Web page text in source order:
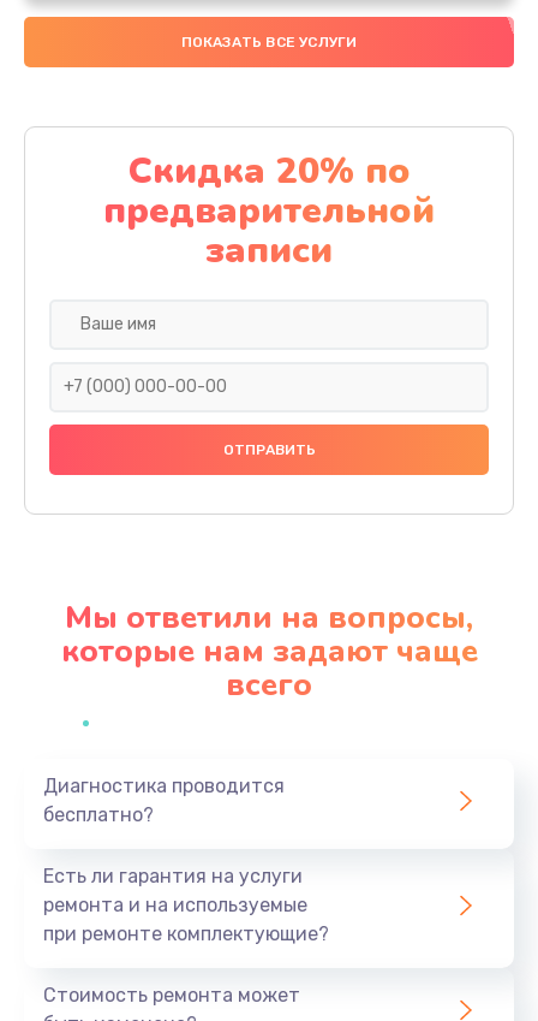
Замена вебкамеры
1495 руб.
Установка драйверов
1000 руб.
Заказать
Восстановление данных
990 руб.
Заказать
Замена экрана
Замена шлейфа матрицы
Заказать
1060 руб.
ПОКАЗАТЬ ВСЕ УСЛУГИ
Скидка 20% по
предварительной
записи
Мы ответили на вопросы,
которые нам задают чаще
всего
Диагностика проводится
бесплатно?
Есть ли гарантия на услуги
ремонта и на используемые
при ремонте комплектующие?
Стоимость ремонта может